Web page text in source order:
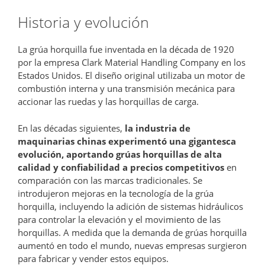
Historia y evolución
La grúa horquilla fue inventada en la década de 1920
por la empresa Clark Material Handling Company en los
Estados Unidos. El diseño original utilizaba un motor de
combustión interna y una transmisión mecánica para
accionar las ruedas y las horquillas de carga.
En las décadas siguientes, la industria de
maquinarias chinas experimentó una gigantesca
evolución, aportando grúas horquillas de alta
calidad y confiabilidad a precios competitivos en
comparación con las marcas tradicionales. Se
introdujeron mejoras en la tecnología de la grúa
horquilla, incluyendo la adición de sistemas hidráulicos
para controlar la elevación y el movimiento de las
horquillas. A medida que la demanda de grúas horquilla
aumentó en todo el mundo, nuevas empresas surgieron
para fabricar y vender estos equipos.